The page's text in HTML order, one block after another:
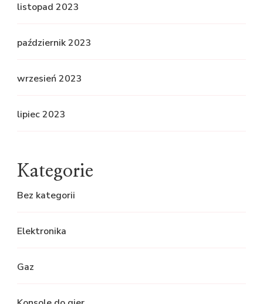
listopad 2023
październik 2023
wrzesień 2023
lipiec 2023
Kategorie
Bez kategorii
Elektronika
Gaz